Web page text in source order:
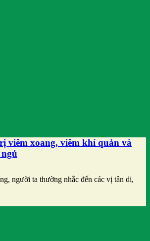
viêm xoang, viêm khí quản và
người ta thường nhắc đến các vị tân di,